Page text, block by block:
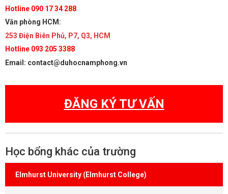
Hotline 090 17 34 288
Văn phòng HCM:
253 Điện Biên Phủ, P7, Q3, HCM
Hotline 093 205 3388
Email: contact@duhocnamphong.vn
ĐĂNG KÝ TƯ VẤN
Học bổng khác của trường
Elmhurst University (Elmhurst College)